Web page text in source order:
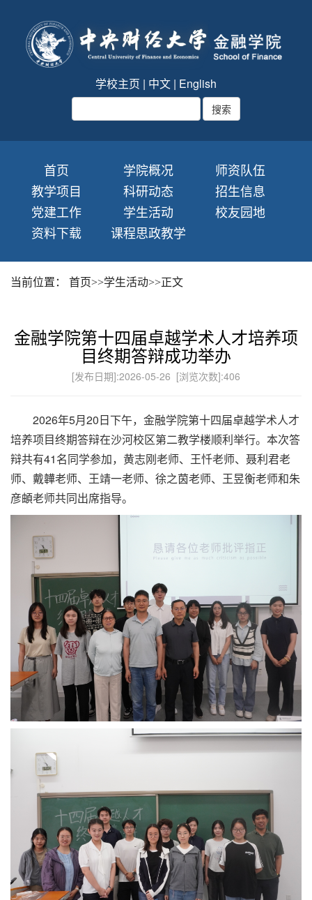
学校主页 | 中文 | English
首页 学院概况
师资队伍
教学项目
科研动态
招生信息
党建工作
学生活动
校友园地
资料下载
课程思政教学
当前位置： 首页>>学生活动>>正文
金融学院第十四届卓越学术人才培养项
目终期答辩成功举办
[发布日期]:2026-05-26 [浏览次数]:406
2026年5月20日下午，金融学院第十四届卓越学术人才
培养项目终期答辩在沙河校区第二教学楼顺利举行。本次答
辩共有41名同学参加，黄志刚老师、王忏老师、聂利君老
师、戴韡老师、王靖一老师、徐之茵老师、王昱衡老师和朱
彦頔老师共同出席指导。